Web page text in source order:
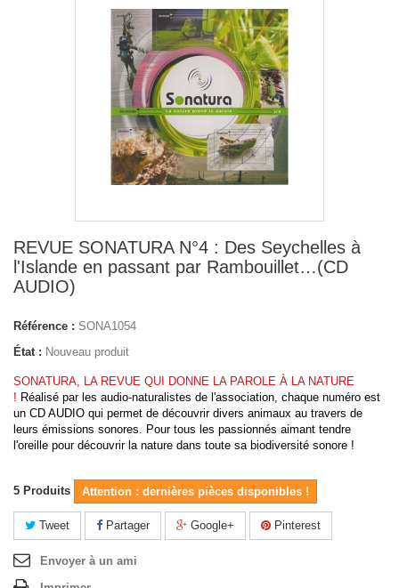
REVUE SONATURA N°4 : Des Seychelles à
l'Islande en passant par Rambouillet…(CD
AUDIO)
Référence : SONA1054
État : Nouveau produit
SONATURA, LA REVUE QUI DONNE LA PAROLE À LA NATURE
! Réalisé par les audio-naturalistes de l'association, chaque numéro est
un CD AUDIO qui permet de découvrir divers animaux au travers de
leurs émissions sonores. Pour tous les passionnés aimant tendre
l'oreille pour découvrir la nature dans toute sa biodiversité sonore !
5 Produits Attention : dernières pièces disponibles !
Tweet Partager Google+ Pinterest
Envoyer à un ami